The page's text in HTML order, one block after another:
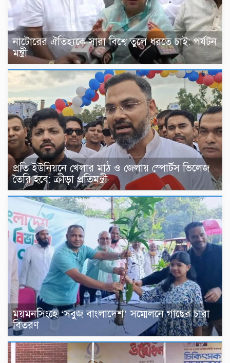
নাটোরের ঐতিহ্যকে সারা বিশ্বে তুলে ধরতে চাই: পর্যটন
মন্ত্রী
প্রতি ইউনিয়নে খেলার মাঠ ও জেলায় স্পোর্টস ভিলেজ
তৈরি হবে: ক্রীড়া প্রতিমন্ত্রী
ময়মনসিংহে ‘সবুজ বাংলাদেশ’ সম্মেলনে গাছের চারা
বিতরণ